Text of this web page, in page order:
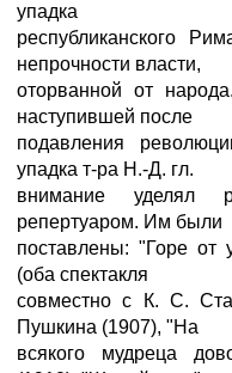
упадка
республиканского
непрочности власти,
оторванной от
наступившей после
подавления
упадка т-ра Н.-Д. гл.
внимание уделял
репертуаром. Им были
поставлены: "Горе от
(оба спектакля
совместно с К. С.
Пушкина (1907), "На
всякого мудреца